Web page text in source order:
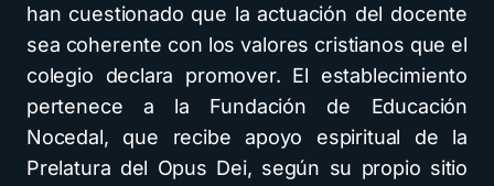
han cuestionado que la actuación del docente
sea coherente con los valores cristianos que el
colegio declara promover. El establecimiento
pertenece a la Fundación de Educación
Nocedal, que recibe apoyo espiritual de la
Prelatura del Opus Dei, según su propio sitio